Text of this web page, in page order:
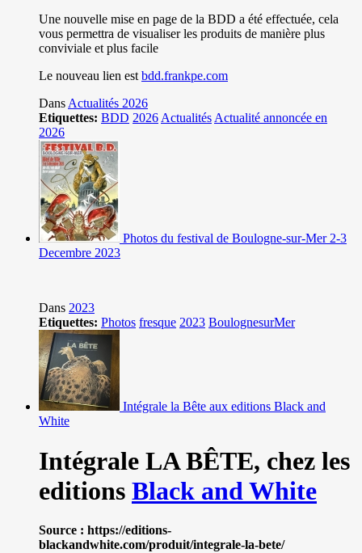
Une nouvelle mise en page de la BDD a été effectuée, cela
vous permettra de visualiser les produits de manière plus
conviviale et plus facile
Le nouveau lien estbdd.frankpe.com
DansActualités 2026
Etiquettes: BDD 2026ActualitésActualité annoncée en
2026
Photos du festival de Boulogne-sur-Mer 2-3
Decembre 2023
Dans 2023
Etiquettes: Photos fresque 2023 BoulognesurMer
Intégrale la Bête aux editions Black and
White
Intégrale LA BÊTE, chez les
editions Black and White
Source : https://editions-
blackandwhite.com/produit/integrale-la-bete/